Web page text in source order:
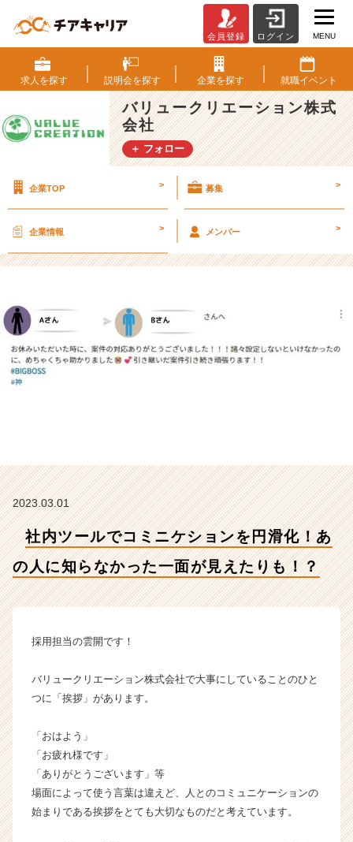
内
ツ
ー
ル
で
コ
ミ
シ
を
化！
あ
の
人
見
た
も！？
リ
リ
ョ
ン
式
会員登録 ログイン MENU
求人を探す 説明会を探す 企業を探す 就職イベント
バリュークリエーション株式
会社
＋ フォロー
企業TOP > 募集 >
企業情報 > メンバー >
2023.03.01
社内ツールでコミニケションを円滑化！あ
の人に知らなかった一面が見えたりも！？
採用担当の雲開です！
バリュークリエーション株式会社で大事にしていることのひと
つに「挨拶」があります。
「おはよう」
「お疲れ様です」
「ありがとうございます」等
場面によって使う言葉は違えど、人とのコミュニケーションの
始まりである挨拶をとても大切なものだと考えています。